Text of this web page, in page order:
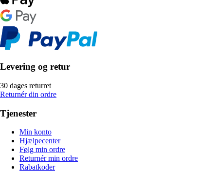
Levering og retur
30 dages returret
Returnér din ordre
Tjenester
Min konto
Hjælpecenter
Følg min ordre
Returnér min ordre
Rabatkoder